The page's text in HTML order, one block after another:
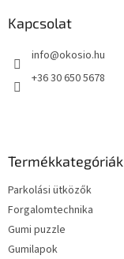
Kapcsolat
info@okosio.hu
+36 30 650 5678
Termékkategóriák
Parkolási ütközők
Forgalomtechnika
Gumi puzzle
Gumilapok